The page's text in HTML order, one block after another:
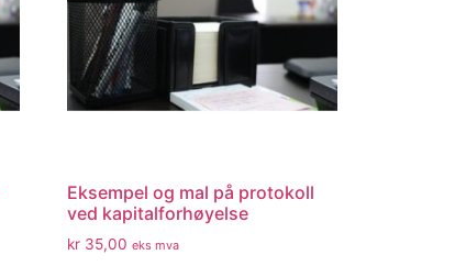
Eksempel og mal på protokoll
ved kapitalforhøyelse
kr35,00 eks mva